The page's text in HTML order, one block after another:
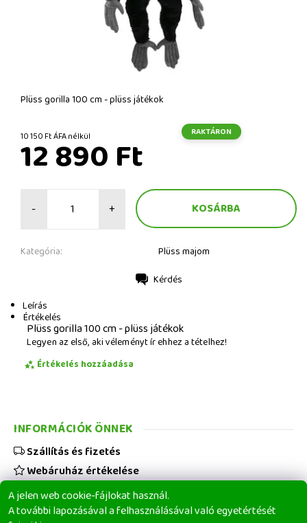
Plüss gorilla 100 cm - plüss játékok
10 150 Ft ÁFA nélkül RAKTÁRON
12 890 Ft
- +
Kategória: Plüss majom
Kérdés
Leírás
Értékelés
Plüss gorilla 100 cm - plüss játékok
Legyen az első, aki véleményt ír ehhez a tételhez!
Értékelés hozzáadása
A jelen web cookie-fájlokat használ.
A további lapozásával a felhasználásával való egyetértését
INFORMÁCIÓK ÖNNEK
Szállítás és fizetés
Webáruház értékelése
Viszonteladóknak
Üzleti feltételek